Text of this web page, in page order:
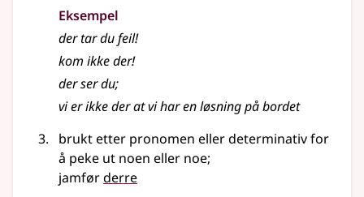
Eksempel
dertar du feil!
kom ikkeder!
derser du;
vi er ikke der at vi har en løsning på bordet
brukt etter pronomen eller determinativ for
å peke ut noen eller noe;
jamførderre